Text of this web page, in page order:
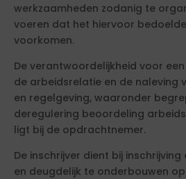
werkzaamheden zodanig te
voeren dat het hiervoor
voorkomen.
De verantwoordelijkheid voor
de arbeidsrelatie en de naleving
en regelgeving, waaronder
deregulering beoordeling
ligt bij de opdrachtnemer.
De inschrijver dient bij
en deugdelijk te onderbouwen op